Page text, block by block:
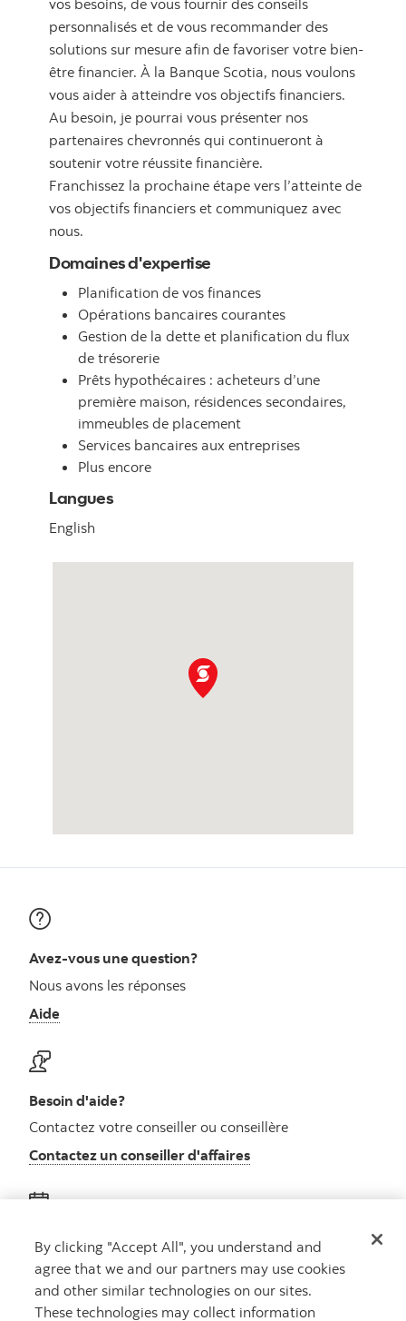
vos besoins, de vous fournir des conseils
personnalisés et de vous recommander des
solutions sur mesure afin de favoriser votre bien-
être financier. À la Banque Scotia, nous voulons
vous aider à atteindre vos objectifs financiers.
Au besoin, je pourrai vous présenter nos
partenaires chevronnés qui continueront à
soutenir votre réussite financière.
Franchissez la prochaine étape vers l’atteinte de
vos objectifs financiers et communiquez avec
nous.
Domaines d'expertise
Planification de vos finances
Opérations bancaires courantes
Gestion de la dette et planification du flux
de trésorerie
Prêts hypothécaires : acheteurs d’une
première maison, résidences secondaires,
immeubles de placement
Services bancaires aux entreprises
Plus encore
Langues
English
Avez-vous une question?
Nous avons les réponses
Aide
Besoin d'aide?
Contactez votre conseiller ou conseillère
Contactez un conseiller d'affaires
Obtenez des conseils
Rencontrez un conseiller
Prenez rendez-vous
By clicking "Accept All", you understand and
agree that we and our partners may use cookies
and other similar technologies on our sites.
These technologies may collect information